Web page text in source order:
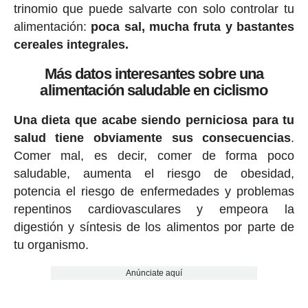
trinomio que puede salvarte con solo controlar tu
alimentación: poca sal, mucha fruta y bastantes
cereales integrales.
Más datos interesantes sobre una
alimentación saludable en ciclismo
Una dieta que acabe siendo perniciosa para tu
salud tiene obviamente sus consecuencias.
Comer mal, es decir, comer de forma poco
saludable, aumenta el riesgo de obesidad,
potencia el riesgo de enfermedades y problemas
repentinos cardiovasculares y empeora la
digestión y síntesis de los alimentos por parte de
tu organismo.
Anúnciate aquí